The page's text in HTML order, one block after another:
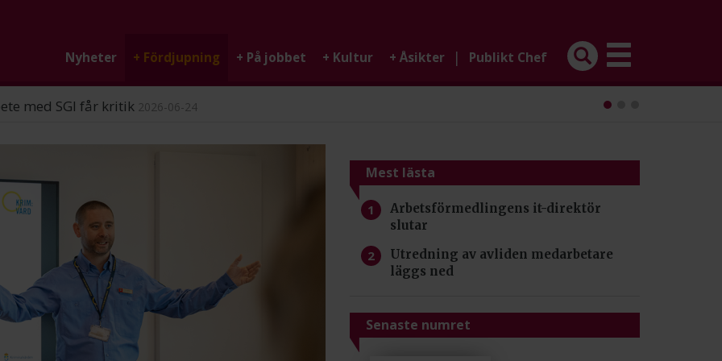
Nyheter + Fördjupning + På jobbet + Kultur + Åsikter | Publikt Chef
2026-06-25
Mest lästa
Arbetsförmedlingens it-direktör
slutar
Utredning av avliden medarbetare
läggs ned
Senaste numret